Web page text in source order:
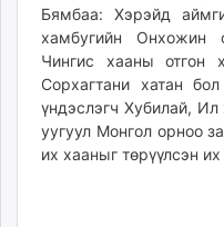
Бямбаа: Хэрэйд
хамбугийн Онхожин
Чингис хааны отгон
Сорхагтани хатан
үндэслэгч Хубилай, Ил
уугуул Монгол орноо
их хааныг төрүүлсэн их